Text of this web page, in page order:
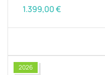
1.399,00€
2026